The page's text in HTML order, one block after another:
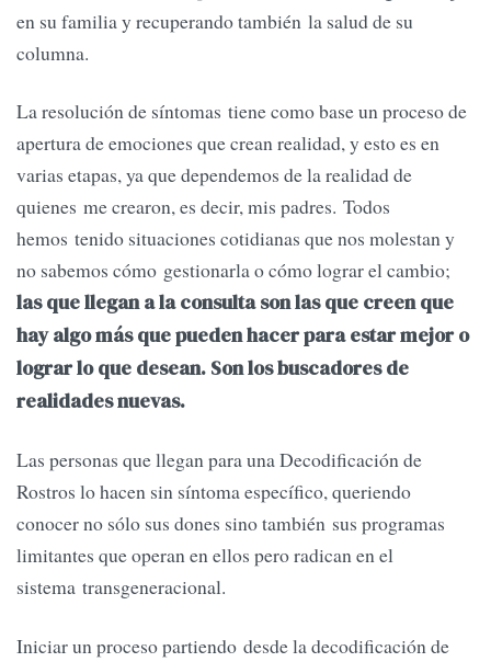
en su familia y recuperando también la salud de su
columna.
La resolución de síntomas tiene como base un proceso de
apertura de emociones que crean realidad, y esto es en
varias etapas, ya que dependemos de la realidad de
quienes me crearon, es decir, mis padres. Todos
hemos tenido situaciones cotidianas que nos molestan y
no sabemos cómo gestionarla o cómo lograr el cambio;
las que llegan a la consulta son las que creen que
hay algo más que pueden hacer para estar mejor o
lograr lo que desean. Son los buscadores de
realidades nuevas.
Las personas que llegan para una Decodificación de
Rostros lo hacen sin síntoma específico, queriendo
conocer no sólo sus dones sino también sus programas
limitantes que operan en ellos pero radican en el
sistema transgeneracional.
Iniciar un proceso partiendo desde la decodificación de